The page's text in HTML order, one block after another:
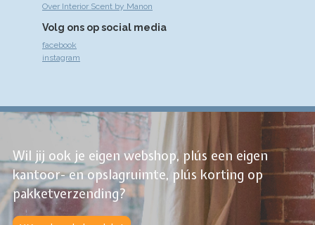
Over Interior Scent by Manon
Volg ons op social media
facebook
instagram
Wil jij ook je eigen webshop, plús een eigen
kantoor- en opslagruimte, plús korting op
pakketverzending?